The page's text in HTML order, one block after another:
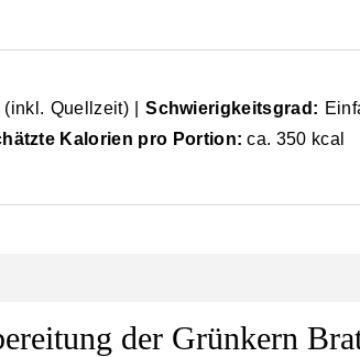
(inkl. Quellzeit) |Schwierigkeitsgrad:
Kalorien pro Portion: ca. 350 kcal
der Grünkern